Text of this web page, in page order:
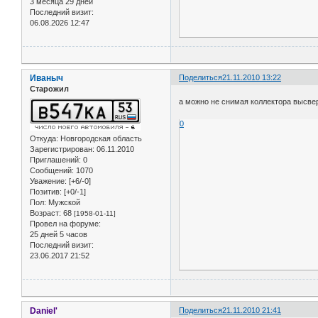
3 месяца 29 дней
Последний визит:
06.08.2026 12:47
Поделиться21.11.2010 13:22
Иваныч
Старожил
Откуда: Новгородская область
Зарегистрирован: 06.11.2010
Приглашений: 0
Сообщений: 1070
Уважение: [+6/-0]
Позитив: [+0/-1]
Пол: Мужской
Возраст: 68 [1958-01-11]
Провел на форуме:
25 дней 5 часов
Последний визит:
23.06.2017 21:52
а можно не снимая коллектора
0
Поделиться21.11.2010 21:41
Daniel'